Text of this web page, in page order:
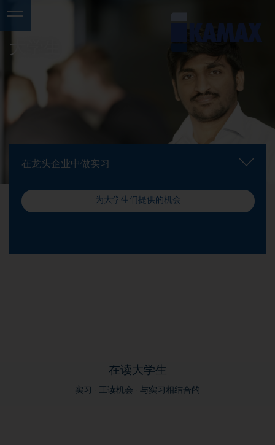
大学生
在龙头企业中做实习
为大学生们提供的机会
在读大学生
实习 · 工读机会 · 与实习相结合的